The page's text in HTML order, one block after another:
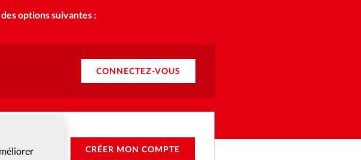
Emploi
options suivantes :
CONNECTEZ-VOUS
14
CRÉER MON COMPTE